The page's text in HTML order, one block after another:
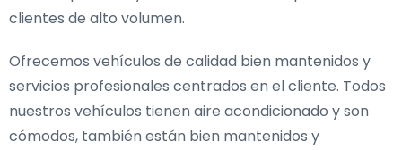
clientes de alto volumen.
Ofrecemos vehículos de calidad bien mantenidos y
servicios profesionales centrados en el cliente. Todos
nuestros vehículos tienen aire acondicionado y son
cómodos, también están bien mantenidos y